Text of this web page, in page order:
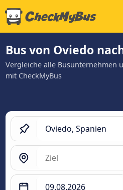
Bus von Oviedo
Vergleiche alle Busunternehmen
mit CheckMyBus